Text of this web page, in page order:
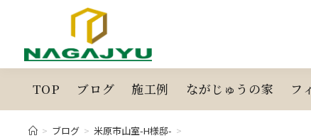
TOP ブログ 施工例 ながじゅうの家 フ
> ブログ > 米原市山室-H様邸- >